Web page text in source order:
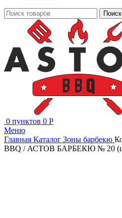
Поиск
0 пунктов 0 Р
Меню
Главная Каталог Зоны барбекю
BBQ / АСТОВ БАРБЕКЮ № 20